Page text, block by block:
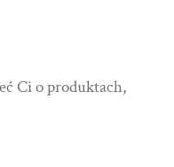
Ci o produktach,